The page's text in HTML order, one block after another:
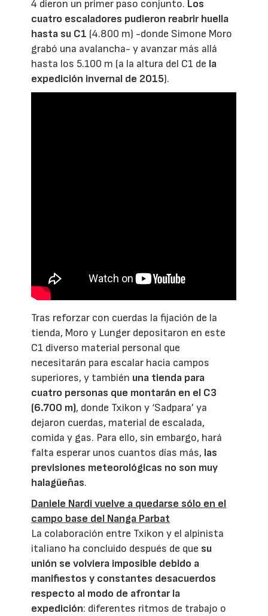
4 dieron un primer paso conjunto. Los
cuatro escaladores pudieron reabrir huella
hasta su C1 (4.800 m) -donde Simone Moro
grabó una avalancha- y avanzar más allá
hasta los 5.100 m (a la altura del C1 de la
expedición invernal de 2015).
Tras reforzar con cuerdas la fijación de la
tienda, Moro y Lunger depositaron en este
C1 diverso material personal que
necesitarán para escalar hacia campos
superiores, y también una tienda para
cuatro personas que montarán en el C3
(6.700 m), donde Txikon y ‘Sadpara’ ya
dejaron cuerdas, material de escalada,
comida y gas. Para ello, sin embargo, hará
falta esperar unos cuantos días más, las
previsiones meteorológicas no son muy
halagüeñas.
Daniele Nardi vuelve a quedarse sólo en el
campo base del Nanga Parbat
La colaboración entre Txikon y el alpinista
italiano ha concluido después de que su
unión se volviera imposible debido a
manifiestos y constantes desacuerdos
respecto al modo de afrontar la
expedición: diferentes ritmos de trabajo o